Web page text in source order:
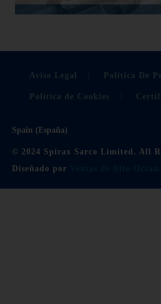
Aviso Legal Politica De
Política de Cookies
Spain (España)
© 2024 Spirax Sarco Limited. All
Diseñado por